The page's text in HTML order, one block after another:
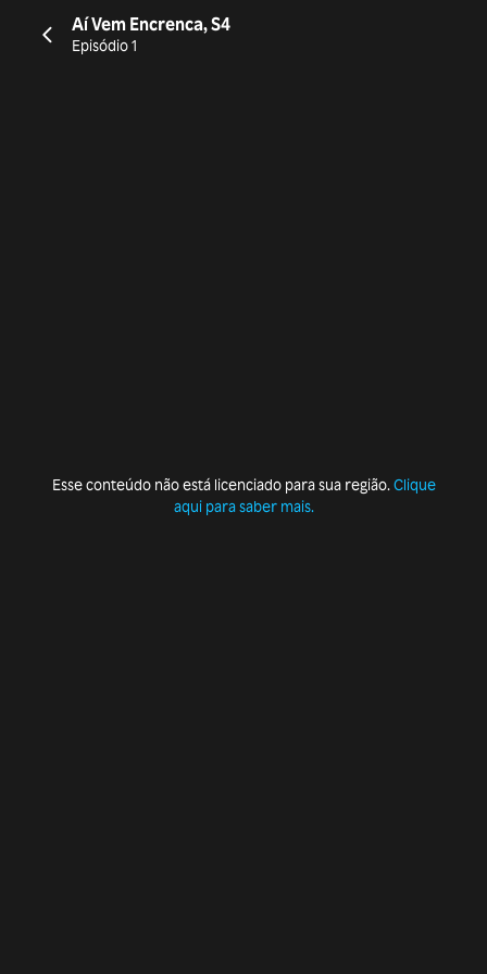
Aí Vem Encrenca, S4
Episódio 1
Esse conteúdo não está licenciado para sua região. Clique
aqui para saber mais.